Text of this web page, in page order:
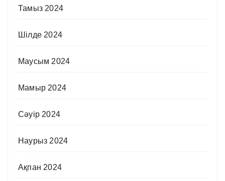
Тамыз 2024
Шілде 2024
Маусым 2024
Мамыр 2024
Сәуір 2024
Наурыз 2024
Ақпан 2024